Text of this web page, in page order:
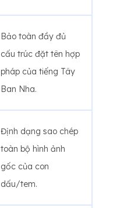
Bảo toàn đầy đủ
cấu trúc đặt tên hợp
pháp của tiếng Tây
Ban Nha.
Định dạng sao chép
toàn bộ hình ảnh
gốc của con
dấu/tem.